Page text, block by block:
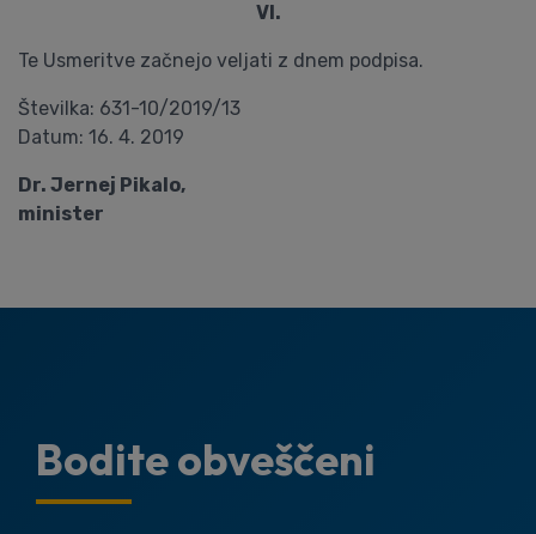
VI.
Te Usmeritve začnejo veljati z dnem podpisa.
Številka: 631-10/2019/13
Datum: 16. 4. 2019
Dr. Jernej Pikalo,
minister
Bodite obveščeni